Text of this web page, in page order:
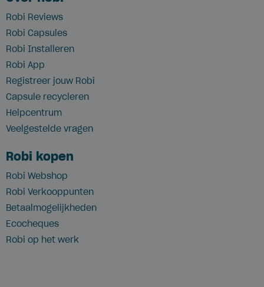
Robi Reviews
Robi Capsules
Robi Installeren
Robi App
Registreer jouw Robi
Capsule recycleren
Helpcentrum
Veelgestelde vragen
Robi kopen
Robi Webshop
Robi Verkooppunten
Betaalmogelijkheden
Ecocheques
Robi op het werk